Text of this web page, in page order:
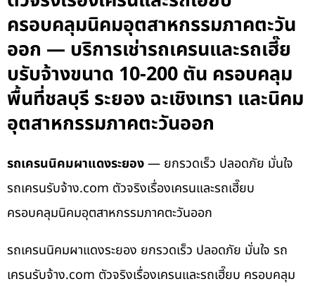
ครอบคลุมนิคมอุตสาหกรรมภาคตะวัน
ออก — บริการเช่ารถเครนและรถเฮี๊ย
บรับจ้างขนาด 10-200 ตัน ครอบคลุม
พื้นที่ชลบุรี ระยอง ฉะเชิงเทรา และนิคม
อุตสาหกรรมภาคตะวันออก
รถเครนนิคมผาแดงระยอง— ยกรวดเร็ว ปลอดภัย มั่นใจ
รถเครนรับจ้าง.com ตัวจริงเรื่องเครนและรถเฮี๊ยบ
ครอบคลุมนิคมอุตสาหกรรมภาคตะวันออก
รถเครนนิคมผาแดงระยอง ยกรวดเร็ว ปลอดภัย มั่นใจ รถ
เครนรับจ้าง.com ตัวจริงเรื่องเครนและรถเฮี๊ยบ ครอบคลุม